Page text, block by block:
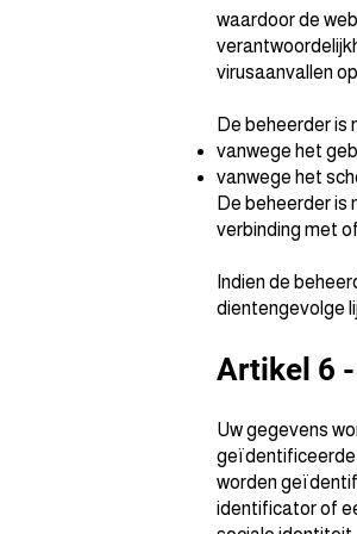
waardoor de
virusaanvallen
De beheerder is
vanwege het
vanwege het
De beheerder is
verbinding met
Indien de
dientengevolge
Artikel 6
Uw gegevens
geïdentificeerde
worden
identificator of